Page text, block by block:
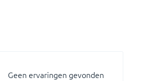
Geen ervaringen gevonden